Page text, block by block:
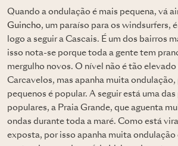
Quando a ondulação é mais pequena, vá
Guincho, um paraíso para os windsurfers,
logo a seguir a Cascais. É um dos bairros
isso nota-se porque toda a gente tem
mergulho novos. O nível não é tão
Carcavelos, mas apanha muita ondulação,
pequenos é popular. A seguir está uma das
populares, a Praia Grande, que aguenta
ondas durante toda a maré. Como está
exposta, por isso apanha muita